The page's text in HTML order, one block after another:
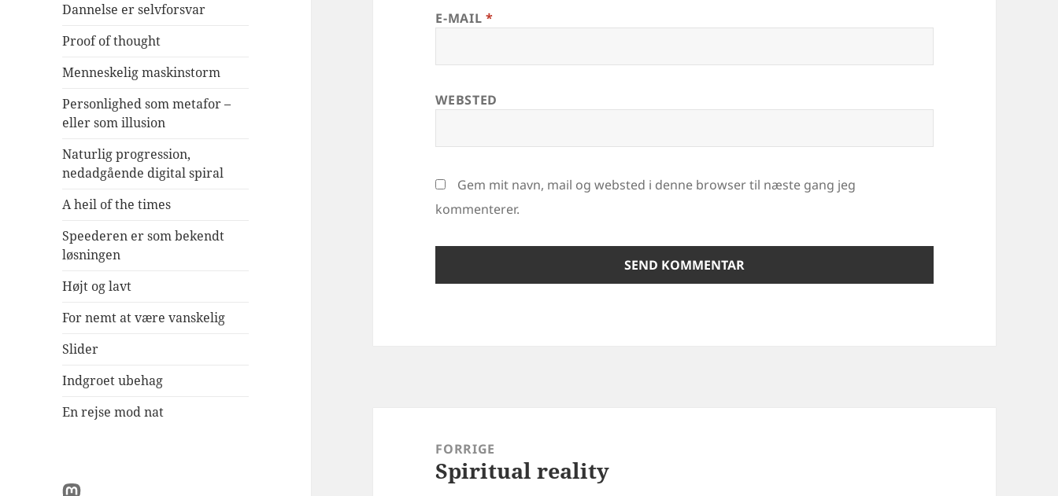
Dannelse er selvforsvar
Proof of thought
Menneskelig maskinstorm
Personlighed som metafor –
eller som illusion
Naturlig progression,
nedadgående digital spiral
A heil of the times
Speederen er som bekendt
løsningen
Højt og lavt
For nemt at være vanskelig
Slider
Indgroet ubehag
En rejse mod nat
E-MAIL *
WEBSTED
Gem mit navn, mail og websted i denne browser til næste gang jeg
kommenterer.
FORRIGE
Forrige
Spiritual reality